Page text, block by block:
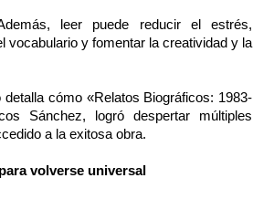
leer puede reducir el estrés,
vocabulario y fomentar la creatividad y la
cómo «Relatos Biográficos: 1983-
Sánchez, logró despertar múltiples
a la exitosa obra.
volverse universal